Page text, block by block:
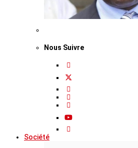
Nous Suivre
Société